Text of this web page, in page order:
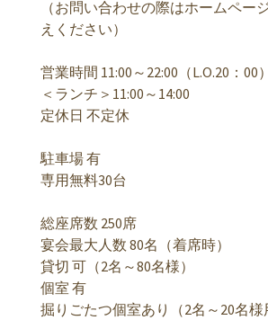
（お問い合わせの際はホームペー
えください）
営業時間 11:00～22:00（L.O.20：00）
＜ランチ＞11:00～14:00
定休日 不定休
駐車場 有
専用無料30台
総座席数 250席
宴会最大人数 80名（着席時）
貸切 可（2名～80名様）
個室 有
掘りごたつ個室あり（2名～20名様